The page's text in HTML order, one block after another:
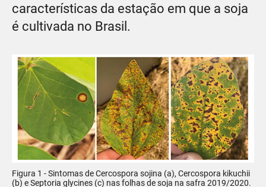
características da estação em que a soja
é cultivada no Brasil.
Figura 1 - Sintomas de Cercospora sojina (a), Cercospora kikuchii
(b) e Septoria glycines (c) nas folhas de soja na safra 2019/2020.